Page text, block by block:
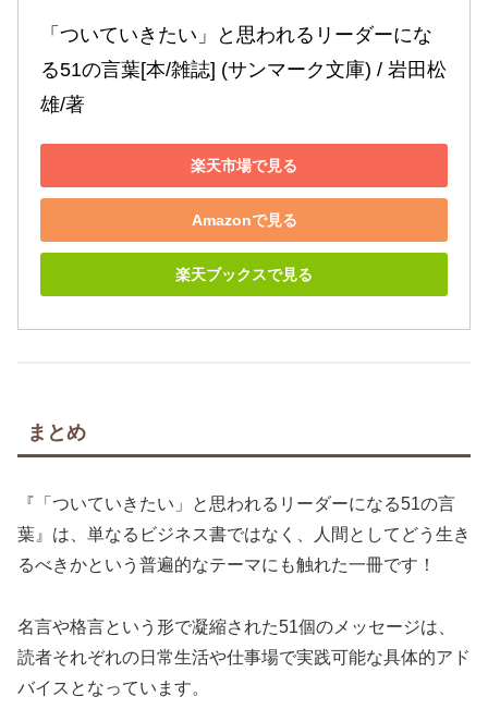
「ついていきたい」と思われるリーダーにな
る51の言葉[本/雑誌] (サンマーク文庫) / 岩田松
雄/著
楽天市場で見る
Amazonで見る
楽天ブックスで見る
まとめ
『「ついていきたい」と思われるリーダーになる51の言
葉』は、単なるビジネス書ではなく、人間としてどう生き
るべきかという普遍的なテーマにも触れた一冊です！
名言や格言という形で凝縮された51個のメッセージは、
読者それぞれの日常生活や仕事場で実践可能な具体的アド
バイスとなっています。